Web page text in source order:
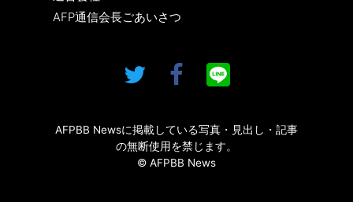
AFP通信会長ごあいさつ
AFPBB Newsに掲載している写真・見出し・記事
の無断使用を禁じます。
© AFPBB News